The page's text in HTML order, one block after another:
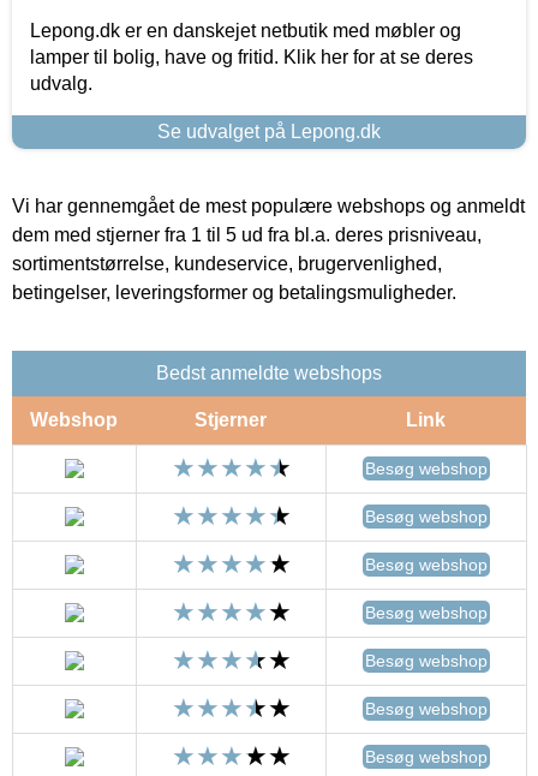
Lepong.dk er en danskejet netbutik med møbler og
lamper til bolig, have og fritid. Klik her for at se deres
udvalg.
Se udvalget på Lepong.dk
Vi har gennemgået de mest populære webshops og anmeldt
dem med stjerner fra 1 til 5 ud fra bl.a. deres prisniveau,
sortimentstørrelse, kundeservice, brugervenlighed,
betingelser, leveringsformer og betalingsmuligheder.
Bedst anmeldte webshops
Webshop Stjerner Link
Besøg webshop
Besøg webshop
Besøg webshop
Besøg webshop
Besøg webshop
Besøg webshop
Besøg webshop